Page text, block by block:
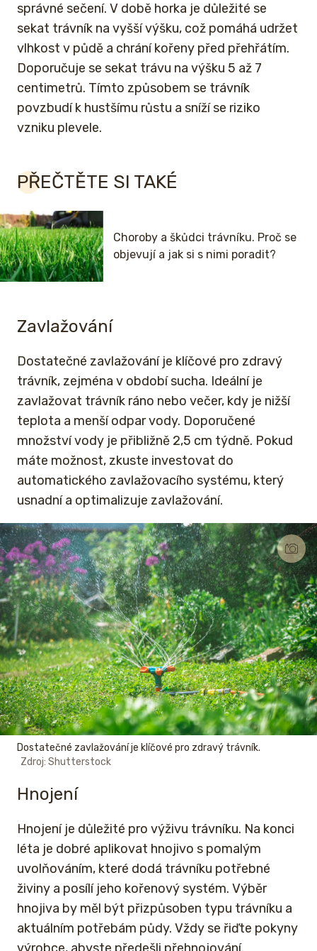
správné sečení. V době horka je důležité se
sekat trávník na vyšší výšku, což pomáhá udržet
vlhkost v půdě a chrání kořeny před přehřátím.
Doporučuje se sekat trávu na výšku 5 až 7
centimetrů. Tímto způsobem se trávník
povzbudí k hustšímu růstu a sníží se riziko
vzniku plevele.
PŘEČTĚTE SI TAKÉ
Choroby a škůdci trávníku. Proč se
objevují a jak si s nimi poradit?
Zavlažování
Dostatečné zavlažování je klíčové pro zdravý
trávník, zejména v období sucha. Ideální je
zavlažovat trávník ráno nebo večer, kdy je nižší
teplota a menší odpar vody. Doporučené
množství vody je přibližně 2,5 cm týdně. Pokud
máte možnost, zkuste investovat do
automatického zavlažovacího systému, který
usnadní a optimalizuje zavlažování.
Dostatečné zavlažování je klíčové pro zdravý trávník.
Zdroj: Shutterstock
Hnojení
Hnojení je důležité pro výživu trávníku. Na konci
léta je dobré aplikovat hnojivo s pomalým
uvolňováním, které dodá trávníku potřebné
živiny a posílí jeho kořenový systém. Výběr
hnojiva by měl být přizpůsoben typu trávníku a
aktuálním potřebám půdy. Vždy se řiďte pokyny
výrobce, abyste předešli přehnojování.